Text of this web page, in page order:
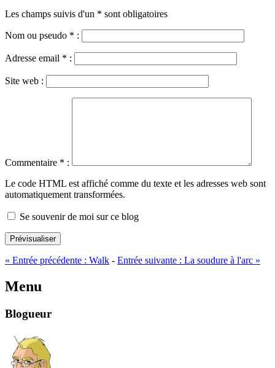
Les champs suivis d'un * sont obligatoires
Nom ou pseudo * :
Adresse email * :
Site web :
Commentaire * :
Le code HTML est affiché comme du texte et les adresses web sont
automatiquement transformées.
Se souvenir de moi sur ce blog
Prévisualiser
« Entrée précédente : Walk - Entrée suivante : La soudure à l'arc »
Menu
Blogueur